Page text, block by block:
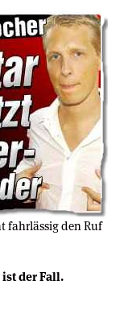
fahrlässig den Ruf
ist der Fall.